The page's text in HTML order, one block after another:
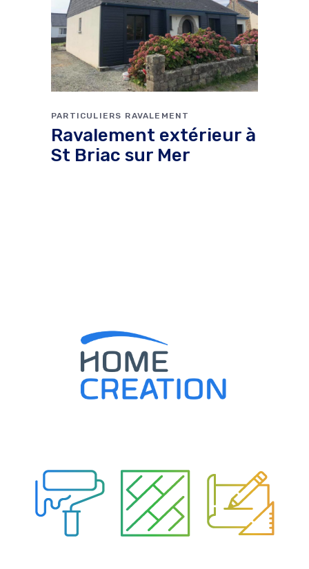
PARTICULIERS RAVALEMENT
Ravalement extérieur à
St Briac sur Mer